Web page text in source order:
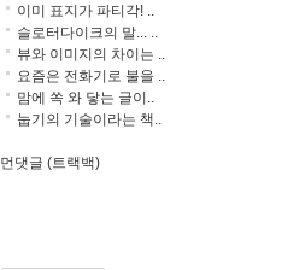
이미 표지가 파티각! ..
슬로터다이크의 말... ..
뷰와 이미지의 차이는 ..
요즘은 전화기로 불을 ..
맘에 쏙 와 닿는 글이..
눕기의 기술이라는 책..
먼댓글 (트랙백)